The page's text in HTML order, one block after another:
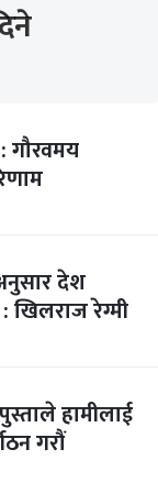
गौरवमय
देश
खिलराज रेग्मी
हामीलाई
गरौं